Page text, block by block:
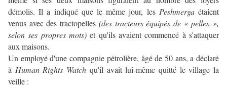
démolis. Il a indiqué que le même jour, les Peshmergaétaient
venus avec des tractopelles (des tracteurs équipés de « pelles »,
selon ses propres mots)et qu'ils avaient commencé à s'attaquer
aux maisons.
Un employé d'une compagnie pétrolière, âgé de 50 ans, a déclaré
à Human Rights Watch qu'il avait lui-même quitté le village la
veille :